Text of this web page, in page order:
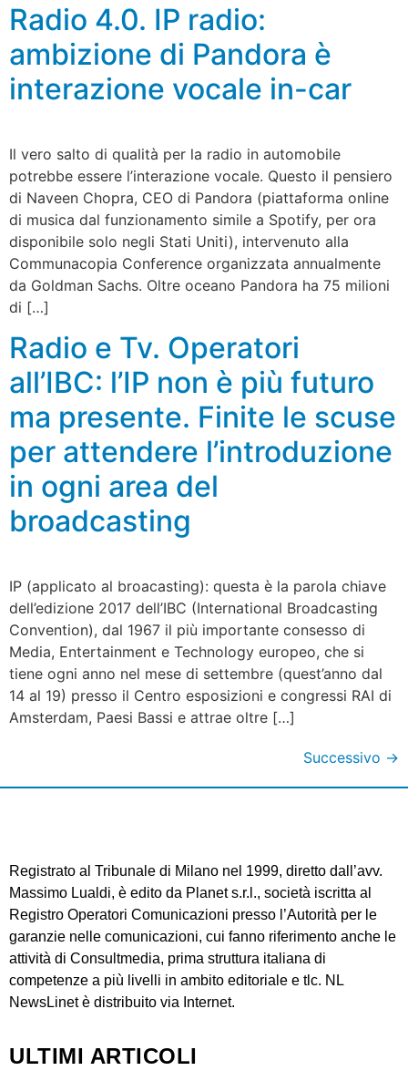
Radio 4.0. IP radio:
ambizione di Pandora è
interazione vocale in-car
Il vero salto di qualità per la radio in automobile
potrebbe essere l’interazione vocale. Questo il pensiero
di Naveen Chopra, CEO di Pandora (piattaforma online
di musica dal funzionamento simile a Spotify, per ora
disponibile solo negli Stati Uniti), intervenuto alla
Communacopia Conference organizzata annualmente
da Goldman Sachs. Oltre oceano Pandora ha 75 milioni
di […]
Radio e Tv. Operatori
all’IBC: l’IP non è più futuro
ma presente. Finite le scuse
per attendere l’introduzione
in ogni area del
broadcasting
IP (applicato al broacasting): questa è la parola chiave
dell’edizione 2017 dell’IBC (International Broadcasting
Convention), dal 1967 il più importante consesso di
Media, Entertainment e Technology europeo, che si
tiene ogni anno nel mese di settembre (quest’anno dal
14 al 19) presso il Centro esposizioni e congressi RAI di
Amsterdam, Paesi Bassi e attrae oltre […]
Successivo →
Registrato al Tribunale di Milano nel 1999, diretto dall’avv.
Massimo Lualdi, è edito da Planet s.r.l., società iscritta al
Registro Operatori Comunicazioni presso l’Autorità per le
garanzie nelle comunicazioni, cui fanno riferimento anche le
attività di Consultmedia, prima struttura italiana di
competenze a più livelli in ambito editoriale e tlc. NL
NewsLinet è distribuito via Internet.
ULTIMI ARTICOLI